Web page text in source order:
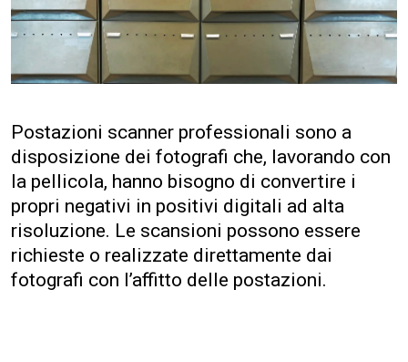
Postazioni scanner professionali sono a
disposizione dei fotografi che, lavorando con
la pellicola, hanno bisogno di convertire i
propri negativi in positivi digitali ad alta
risoluzione. Le scansioni possono essere
richieste o realizzate direttamente dai
fotografi con l’affitto delle postazioni.